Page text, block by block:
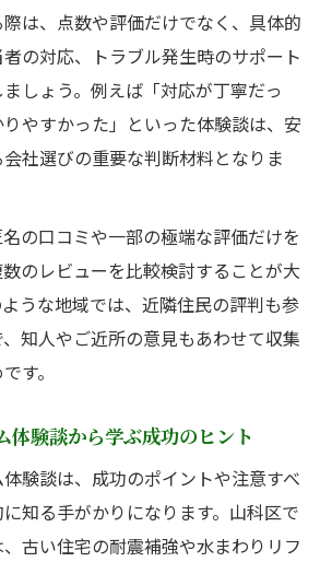
現れるリフォーム業者の強みと弱
活用で後悔しないリフォーム選び
るリフォーム会社選びの極意
ム会社選びは口コミの比較が決め
工務店事情と選び方のコツを解説
ム業者のアフターサービスも要確
果を意識したリフォーム会社の選
型リフォーム会社の特徴を徹底分
フォーム業者を見分けるコツ
は、点数や評価だけでなく、具体的
の対応、トラブル発生時のサポート
しょう。例えば「対応が丁寧だっ
やすかった」といった体験談は、安
社選びの重要な判断材料となりま
の口コミや一部の極端な評価だけを
のレビューを比較検討することが大
うな地域では、近隣住民の評判も参
知人やご近所の意見もあわせて収集
す。
体験談から学ぶ成功のヒント
験談は、成功のポイントや注意すべ
知る手がかりになります。山科区で
古い住宅の耐震補強や水まわりリフ